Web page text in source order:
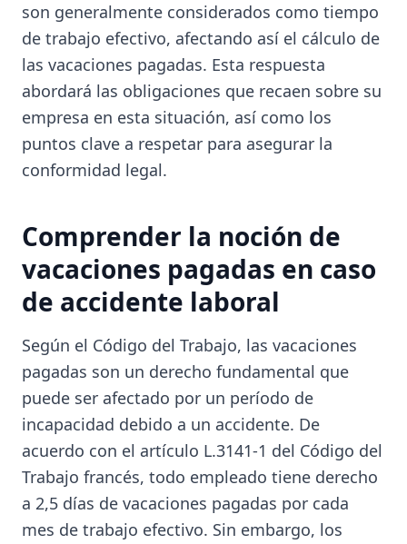
son generalmente considerados como tiempo
de trabajo efectivo, afectando así el cálculo de
las vacaciones pagadas. Esta respuesta
abordará las obligaciones que recaen sobre su
empresa en esta situación, así como los
puntos clave a respetar para asegurar la
conformidad legal.
Comprender la noción de
vacaciones pagadas en caso
de accidente laboral
Según el Código del Trabajo, las vacaciones
pagadas son un derecho fundamental que
puede ser afectado por un período de
incapacidad debido a un accidente. De
acuerdo con el artículo L.3141-1 del Código del
Trabajo francés, todo empleado tiene derecho
a 2,5 días de vacaciones pagadas por cada
mes de trabajo efectivo. Sin embargo, los